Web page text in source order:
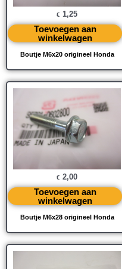
Boutje M6x20 origineel Honda
€ 1,25
Toevoegen aan
winkelwagen
Boutje M6x28 origineel Honda
€ 2,00
Toevoegen aan
winkelwagen